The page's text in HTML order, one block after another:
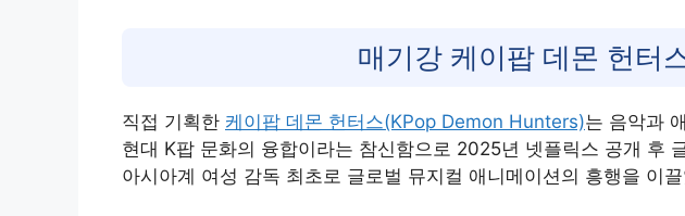
매기강 케이팝 데몬 헌터
직접 기획한 케이팝 데몬 헌터스(KPop Demon Hunters)는 음악과
현대 K팝 문화의 융합이라는 참신함으로 2025년 넷플릭스 공개 후
아시아계 여성 감독 최초로 글로벌 뮤지컬 애니메이션의 흥행을 이